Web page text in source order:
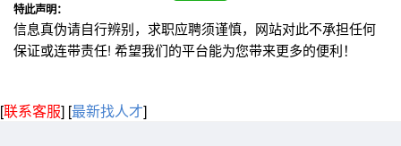
特此声明：
信息真伪请自行辨别，求职应聘须谨慎，网站对此不承担任何
保证或连带责任! 希望我们的平台能为您带来更多的便利！
[联系客服] [最新找人才]